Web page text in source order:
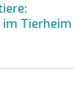
im Tierheim